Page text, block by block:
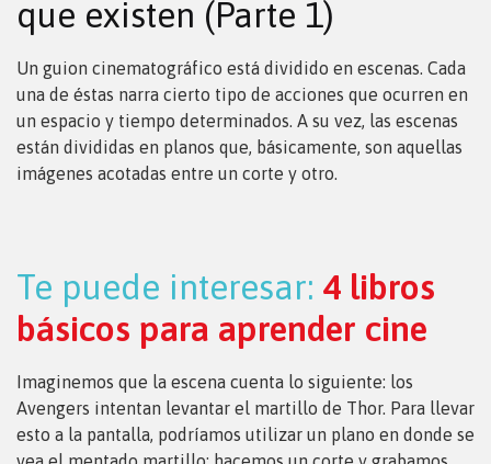
que existen (Parte 1)
Un guion cinematográfico está dividido en escenas. Cada
una de éstas narra cierto tipo de acciones que ocurren en
un espacio y tiempo determinados. A su vez, las escenas
están divididas en planos que, básicamente, son aquellas
imágenes acotadas entre un corte y otro.
Te puede interesar: 4 libros
básicos para aprender cine
Imaginemos que la escena cuenta lo siguiente: los
Avengers intentan levantar el martillo de Thor. Para llevar
esto a la pantalla, podríamos utilizar un plano en donde se